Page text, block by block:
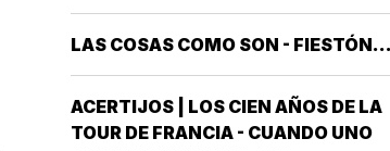
PLENA CANÍCULA Y TODO PINTA A
QUE ESTE 2026 SE UBICARÁ COMO
CALUROSA EN PRIMAVERA ROMPIÓ
TODOS LOS…
LAS COSAS COMO SON - FIESTÓN...
ACERTIJOS | LOS CIEN AÑOS DE LA
TOUR DE FRANCIA - CUANDO UNO